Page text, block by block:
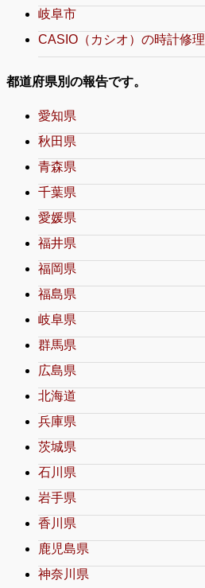
岐阜市
CASIO（カシオ）の時計修理
都道府県別の報告です。
愛知県
秋田県
青森県
千葉県
愛媛県
福井県
福岡県
福島県
岐阜県
群馬県
広島県
北海道
兵庫県
茨城県
石川県
岩手県
香川県
鹿児島県
神奈川県